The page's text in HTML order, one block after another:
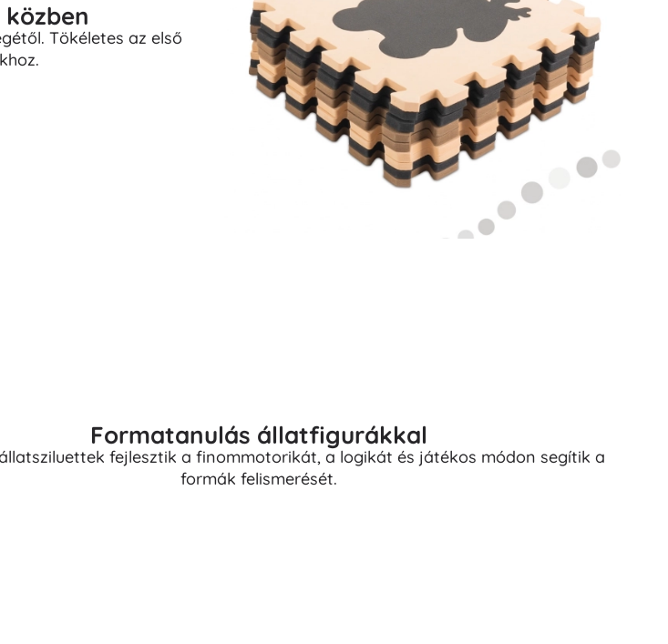
Tökéletes az első
Formatanulás állatfigurákkal
fejlesztik a finommotorikát, a logikát és játékos módon segítik a
formák felismerését.